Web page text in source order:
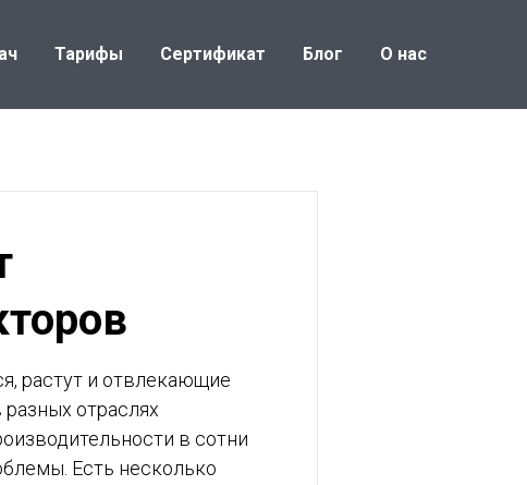
Тарифы Сертификат Блог О нас
растут и отвлекающие
отраслях
в сотни
Есть несколько